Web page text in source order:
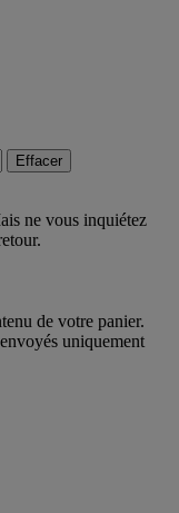
Effacer
ne vous inquiétez
de votre panier.
uniquement